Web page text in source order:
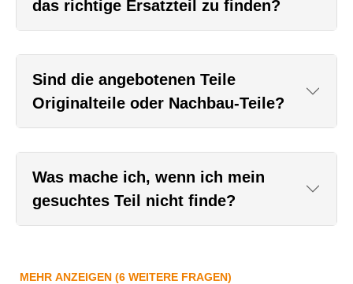
das richtige Ersatzteil zu finden?
Sind die angebotenen Teile
Originalteile oder Nachbau-Teile?
Was mache ich, wenn ich mein
gesuchtes Teil nicht finde?
MEHR ANZEIGEN (6 WEITERE FRAGEN)